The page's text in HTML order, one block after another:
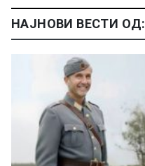
НАЈНОВИ ВЕСТИ ОД: